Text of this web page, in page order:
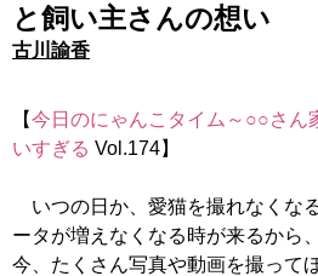
と飼い主さんの想い
古川諭香
【今日のにゃんこタイム～○○さん
いすぎる Vol.174】
いつの日か、愛猫を撮れなくな
ータが増えなくなる時が来るから
今、たくさん写真や動画を撮って